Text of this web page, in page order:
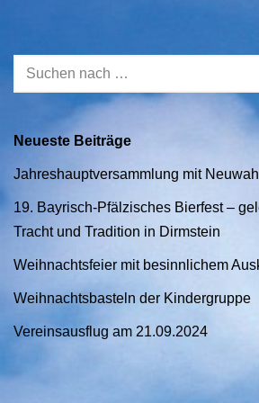
Neueste Beiträge
Jahreshauptversammlung mit
19. Bayrisch-Pfälzisches Bierfest –
Tracht und Tradition in Dirmstein
Weihnachtsfeier mit besinnlichem
Weihnachtsbasteln der Kindergruppe
Vereinsausflug am 21.09.2024